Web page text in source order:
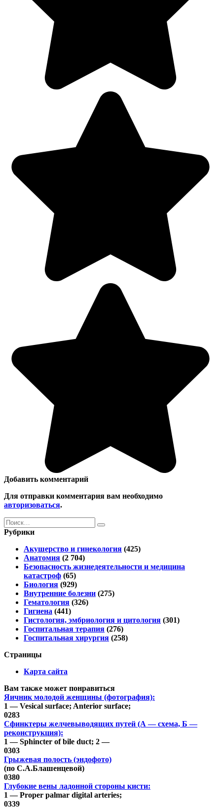
Добавить комментарий
Для отправки комментария вам необходимо
авторизоваться.
Search
for:
Рубрики
Акушерство и гинекология (425)
Анатомия (2 704)
Безопасность жизнедеятельности и медицина
катастроф (65)
Биология (929)
Внутренние болезни (275)
Гематология (326)
Гигиена (441)
Гистология, эмбриология и цитология (301)
Госпитальная терапия (276)
Госпитальная хирургия (258)
Страницы
Карта сайта
Вам также может понравиться
Яичник молодой женщины (фотография):
1 — Vesical surface; Anterior surface;
0283
Сфинктеры желчевыводящих путей (А — схема, Б —
реконструкция):
1 — Sphincter of bile duct; 2 —
0303
Грыжевая полость (эндофото)
(по С.А.Блашенцевой)
0380
Глубокие вены ладонной стороны кисти:
1 — Proper palmar digital arteries;
0339